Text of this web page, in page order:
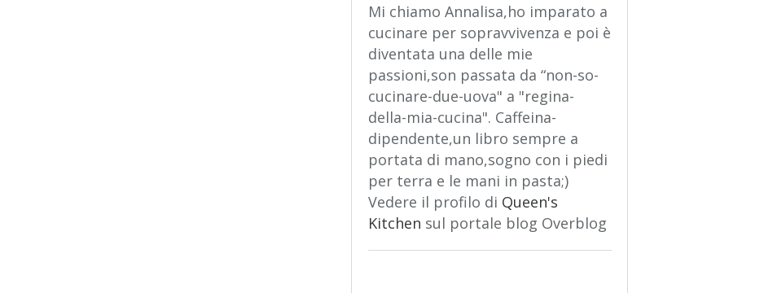
Mi chiamo Annalisa,ho imparato a
cucinare per sopravvivenza e poi è
diventata una delle mie
passioni,son passata da “non-so-
cucinare-due-uova" a "regina-
della-mia-cucina". Caffeina-
dipendente,un libro sempre a
portata di mano,sogno con i piedi
per terra e le mani in pasta;)
Vedere il profilo di Queen's
Kitchen sul portale blog Overblog